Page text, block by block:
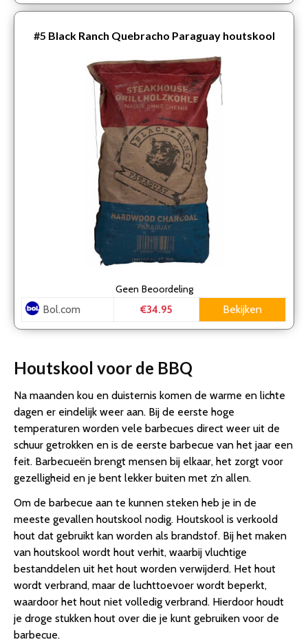
#5 Black Ranch Quebracho Paraguay houtskool
Geen Beoordeling
Bol.com €34.95 Bekijken
Houtskool voor de BBQ
Na maanden kou en duisternis komen de warme en lichte
dagen er eindelijk weer aan. Bij de eerste hoge
temperaturen worden vele barbecues direct weer uit de
schuur getrokken en is de eerste barbecue van het jaar een
feit. Barbecueën brengt mensen bij elkaar, het zorgt voor
gezelligheid en je bent lekker buiten met z’n allen.
Om de barbecue aan te kunnen steken heb je in de
meeste gevallen houtskool nodig. Houtskool is verkoold
hout dat gebruikt kan worden als brandstof. Bij het maken
van houtskool wordt hout verhit, waarbij vluchtige
bestanddelen uit het hout worden verwijderd. Het hout
wordt verbrand, maar de luchttoevoer wordt beperkt,
waardoor het hout niet volledig verbrand. Hierdoor houdt
je droge stukken hout over die je kunt gebruiken voor de
barbecue.